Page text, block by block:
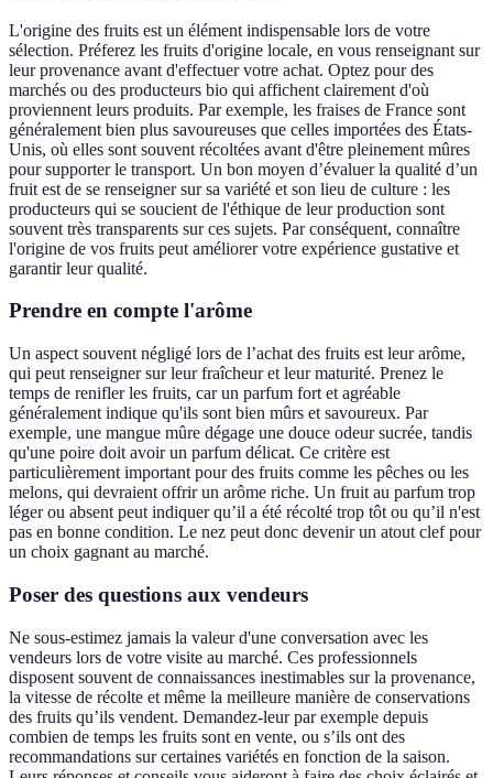
L'origine des fruits est un élément indispensable lors de votre
sélection. Préferez les fruits d'origine locale, en vous renseignant sur
leur provenance avant d'effectuer votre achat. Optez pour des
marchés ou des producteurs bio qui affichent clairement d'où
proviennent leurs produits. Par exemple, les fraises de France sont
généralement bien plus savoureuses que celles importées des États-
Unis, où elles sont souvent récoltées avant d'être pleinement mûres
pour supporter le transport. Un bon moyen d’évaluer la qualité d’un
fruit est de se renseigner sur sa variété et son lieu de culture : les
producteurs qui se soucient de l'éthique de leur production sont
souvent très transparents sur ces sujets. Par conséquent, connaître
l'origine de vos fruits peut améliorer votre expérience gustative et
garantir leur qualité.
Prendre en compte l'arôme
Un aspect souvent négligé lors de l’achat des fruits est leur arôme,
qui peut renseigner sur leur fraîcheur et leur maturité. Prenez le
temps de renifler les fruits, car un parfum fort et agréable
généralement indique qu'ils sont bien mûrs et savoureux. Par
exemple, une mangue mûre dégage une douce odeur sucrée, tandis
qu'une poire doit avoir un parfum délicat. Ce critère est
particulièrement important pour des fruits comme les pêches ou les
melons, qui devraient offrir un arôme riche. Un fruit au parfum trop
léger ou absent peut indiquer qu’il a été récolté trop tôt ou qu’il n'est
pas en bonne condition. Le nez peut donc devenir un atout clef pour
un choix gagnant au marché.
Poser des questions aux vendeurs
Ne sous-estimez jamais la valeur d'une conversation avec les
vendeurs lors de votre visite au marché. Ces professionnels
disposent souvent de connaissances inestimables sur la provenance,
la vitesse de récolte et même la meilleure manière de conservations
des fruits qu’ils vendent. Demandez-leur par exemple depuis
combien de temps les fruits sont en vente, ou s’ils ont des
recommandations sur certaines variétés en fonction de la saison.